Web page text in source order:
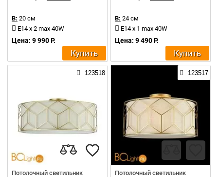
В: 20 см
E14 x 2 max 40W
Цена: 9 990 Р.
Купить
В: 24 см
E14 x 1 max 40W
Цена: 9 490 Р.
Купить
123518
Потолочный светильник
123517
Потолочный светильник